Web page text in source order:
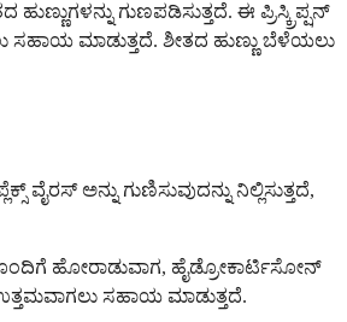
ಗುಣಪಡಿಸುತ್ತದೆ. ಈ ಪ್ರಿಸ್ಕ್ರಿಪ್ಷನ್
ಸಹಾಯ ಮಾಡುತ್ತದೆ. ಶೀತದ ಹುಣ್ಣು ಬೆಳೆಯಲು
ಅನ್ನು ಗುಣಿಸುವುದನ್ನು ನಿಲ್ಲಿಸುತ್ತದೆ,
ಹೋರಾಡುವಾಗ, ಹೈಡ್ರೋಕಾರ್ಟಿಸೋನ್
ಸಹಾಯ ಮಾಡುತ್ತದೆ.